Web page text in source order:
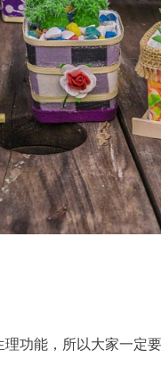
功能，所以大家一定